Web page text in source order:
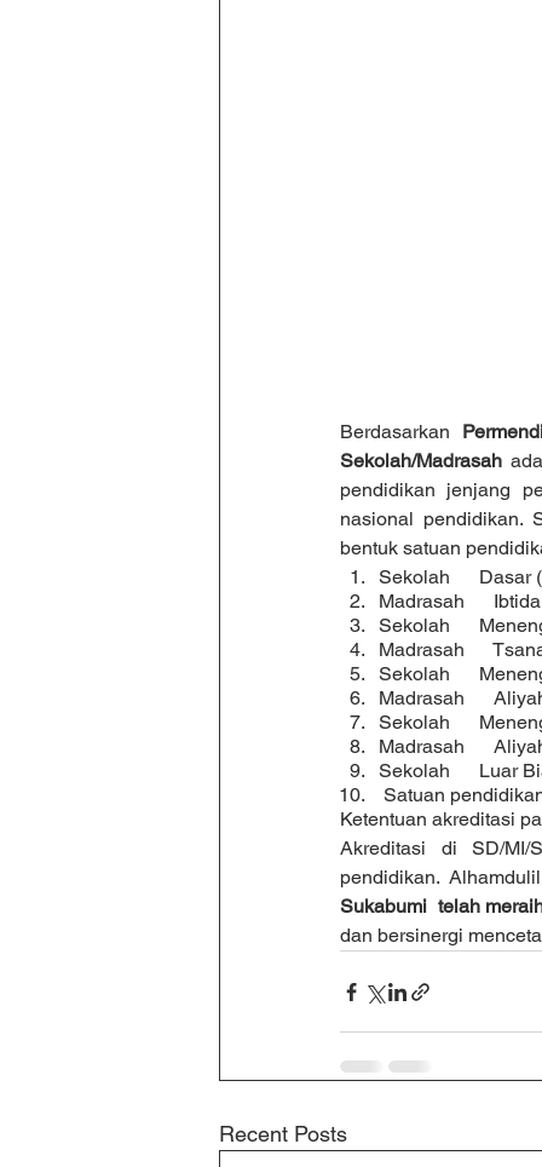
Berdasarkan
Sekolah/Madrasah
pendidikan jenjang
nasional pendidikan.
bentuk satuan
Sekolah      Dasar
Madrasah
Sekolah
Madrasah
Sekolah
Madrasah
Sekolah
Madrasah
Sekolah      Luar
Satuan
Ketentuan akreditasi
Akreditasi di SD/MI/
pendidikan.
Sukabumi  telah
dan bersinergi
Recent Posts